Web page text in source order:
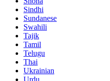
Sindhi
Sundanese
Swahili
Tajik
Tamil
Telugu
Thai
Ukrainian
Urdu